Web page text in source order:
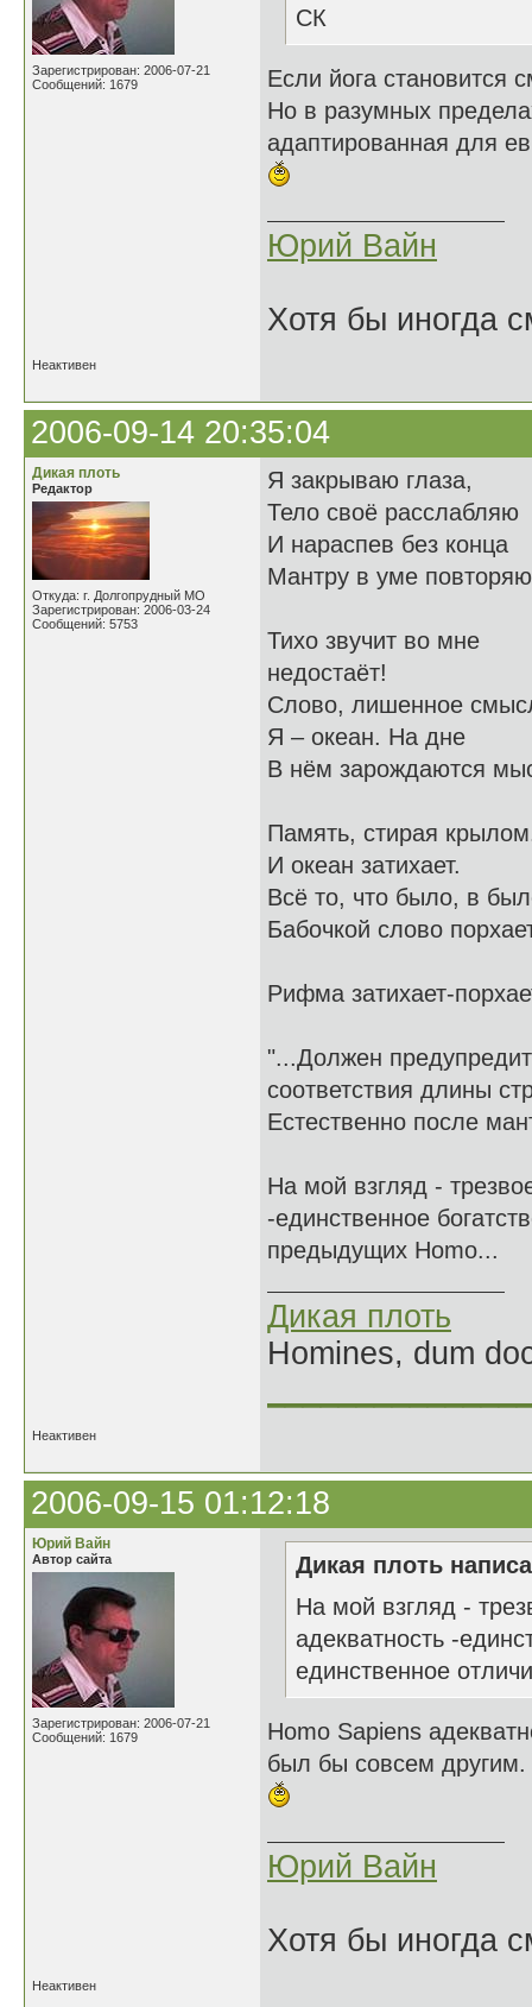
Зарегистрирован: 2006-07-21
Сообщений: 1679
СК
Если йога становится
Но в разумных
адаптированная для
Юрий Вайн
Хотя бы иногда
Неактивен
2006-09-14 20:35:04
Дикая плоть
Редактор
Откуда: г. Долгопрудный МО
Зарегистрирован: 2006-03-24
Сообщений: 5753
Я закрываю глаза,
Тело своё расслабляю
И нараспев без
Мантру в уме
Тихо звучит во мне -
недостаёт!
Слово, лишенное
Я – океан. На дне
В нём зарождаются
Память, стирая
И океан затихает.
Всё то, что было, в
Бабочкой слово
Рифма затихает-
"...Должен
соответствия длины
Естественно после
На мой взгляд -
-единственное
предыдущих Homo...
Дикая плоть
Homines, dum
Неактивен
2006-09-15 01:12:18
Юрий Вайн
Автор сайта
Зарегистрирован: 2006-07-21
Сообщений: 1679
Дикая плоть
На мой взгляд -
адекватность -
единственное
Homo Sapiens
был бы совсем другим.
Юрий Вайн
Хотя бы иногда
Неактивен